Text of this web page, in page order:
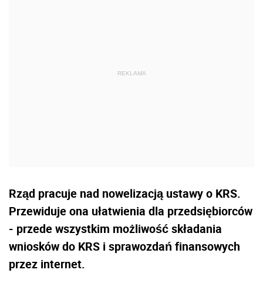
Rząd pracuje nad nowelizacją ustawy o KRS.
Przewiduje ona ułatwienia dla przedsiębiorców
- przede wszystkim możliwość składania
wniosków do KRS i sprawozdań finansowych
przez internet.